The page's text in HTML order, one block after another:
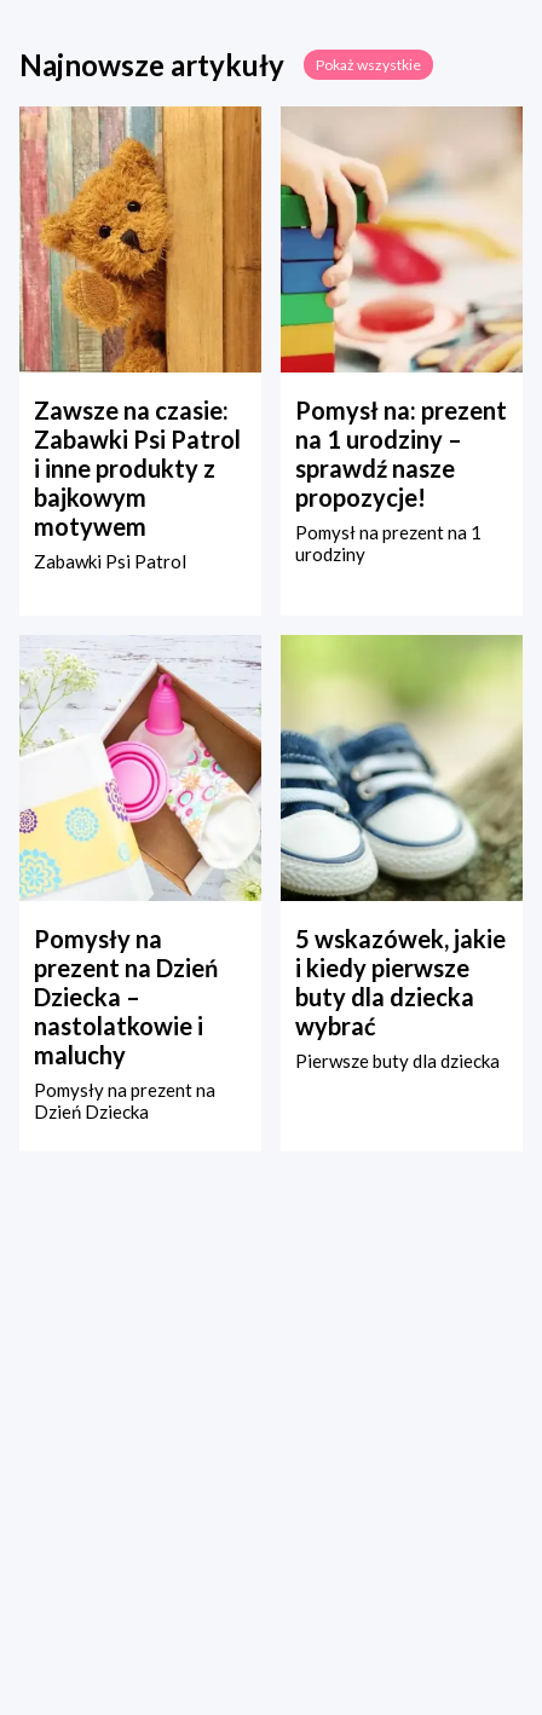
Najnowsze artykuły Pokaż wszystkie
Zawsze na czasie:
Zabawki Psi Patrol
i inne produkty z
bajkowym
motywem
Zabawki Psi Patrol
Pomysł na: prezent
na 1 urodziny –
sprawdź nasze
propozycje!
Pomysł na prezent na 1
urodziny
Pomysły na
prezent na Dzień
Dziecka –
nastolatkowie i
maluchy
Pomysły na prezent na
Dzień Dziecka
5 wskazówek, jakie
i kiedy pierwsze
buty dla dziecka
wybrać
Pierwsze buty dla dziecka